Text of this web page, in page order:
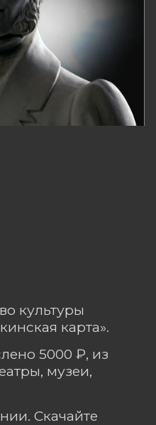
культуры
карта».
5000 ₽, из
музеи,
Скачайте